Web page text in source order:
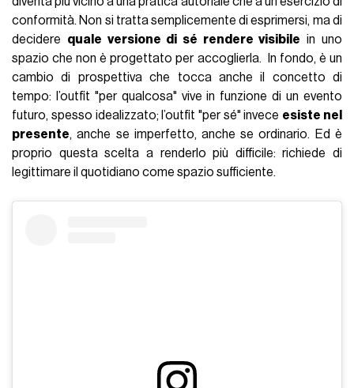
conformità. Non si tratta semplicemente di esprimersi, ma di
decidere quale versione di sé rendere visibile in uno
spazio che non è progettato per accoglierla. In fondo, è un
cambio di prospettiva che tocca anche il concetto di
tempo: l’outfit "per qualcosa" vive in funzione di un evento
futuro, spesso idealizzato; l’outfit "per sé" invece esiste nel
presente, anche se imperfetto, anche se ordinario. Ed è
proprio questa scelta a renderlo più difficile: richiede di
legittimare il quotidiano come spazio sufficiente.